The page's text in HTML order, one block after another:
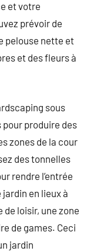
et votre
prévoir de
pelouse nette et
et des fleurs à
sous
pour produire des
zones de la cour
des tonnelles
rendre l’entrée
en lieux à
loisir, une zone
de games. Ceci
jardin